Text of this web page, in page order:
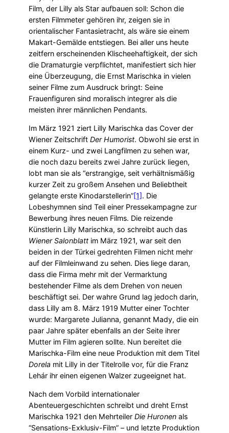
Film, der Lilly als Star aufbauen soll: Schon die
ersten Filmmeter gehören ihr, zeigen sie in
orientalischer Fantasietracht, als wäre sie einem
Makart-Gemälde entstiegen. Bei aller uns heute
zeitfern erscheinenden Klischeehaftigkeit, der sich
die Dramaturgie verpflichtet, manifestiert sich hier
eine Überzeugung, die Ernst Marischka in vielen
seiner Filme zum Ausdruck bringt: Seine
Frauenfiguren sind moralisch integrer als die
meisten ihrer männlichen Pendants.
Im März 1921 ziert Lilly Marischka das Cover der
Wiener Zeitschrift Der Humorist. Obwohl sie erst in
einem Kurz- und zwei Langfilmen zu sehen war,
die noch dazu bereits zwei Jahre zurück liegen,
lobt man sie als “erstrangige, seit verhältnismäßig
kurzer Zeit zu großem Ansehen und Beliebtheit
gelangte erste Kinodarstellerin”[1]. Die
Lobeshymnen sind Teil einer Pressekampagne zur
Bewerbung ihres neuen Films. Die reizende
Künstlerin Lilly Marischka, so schreibt auch das
Wiener Salonblatt im März 1921, war seit den
beiden in der Türkei gedrehten Filmen nicht mehr
auf der Filmleinwand zu sehen. Dies liege daran,
dass die Firma mehr mit der Vermarktung
bestehender Filme als dem Drehen von neuen
beschäftigt sei. Der wahre Grund lag jedoch darin,
dass Lilly am 8. März 1919 Mutter einer Tochter
wurde: Margarete Julianna, genannt Mady, die ein
paar Jahre später ebenfalls an der Seite ihrer
Mutter im Film agieren sollte. Nun bereitet die
Marischka-Film eine neue Produktion mit dem Titel
Dorela mit Lilly in der Titelrolle vor, für die Franz
Lehár ihr einen eigenen Walzer zugeeignet hat.
Nach dem Vorbild internationaler
Abenteuergeschichten schreibt und dreht Ernst
Marischka 1921 den Mehrteiler Die Huronen als
“Sensations-Exklusiv-Film” – und letzte Produktion